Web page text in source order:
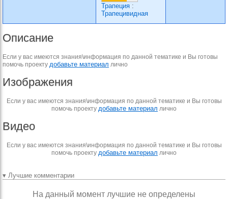
Трапеция :
Трапецивидная
Описание
Если у вас имеются знания\информация по данной тематике и Вы готовы
помочь проекту добавьте материал лично
Изображения
Если у вас имеются знания\информация по данной тематике и Вы готовы
помочь проекту добавьте материал лично
Видео
Если у вас имеются знания\информация по данной тематике и Вы готовы
помочь проекту добавьте материал лично
▾ Лучшие комментарии
На данный момент лучшие не определены